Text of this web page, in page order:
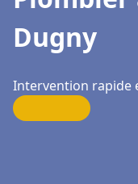
Dugny
Intervention rapide